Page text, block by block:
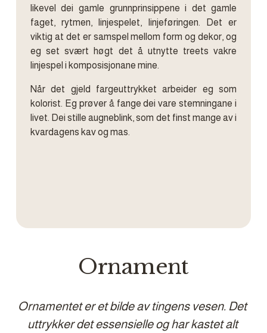
likevel dei gamle grunnprinsippene i det gamle
faget, rytmen, linjespelet, linjeføringen. Det er
viktig at det er samspel mellom form og dekor, og
eg set svært høgt det å utnytte treets vakre
linjespel i komposisjonane mine.
Når det gjeld fargeuttrykket arbeider eg som
kolorist. Eg prøver å fange dei vare stemningane i
livet. Dei stille augneblink, som det finst mange av i
kvardagens kav og mas.
Ornament
Ornamentet er et bilde av tingens vesen. Det
uttrykker det essensielle og har kastet alt